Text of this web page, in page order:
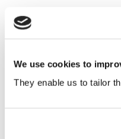
We use cookies to
They enable us to tailor